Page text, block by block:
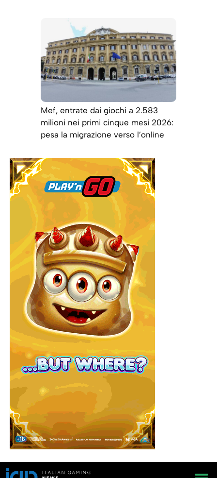
Mef, entrate dai giochi a 2.583
milioni nei primi cinque mesi 2026:
pesa la migrazione verso l’online